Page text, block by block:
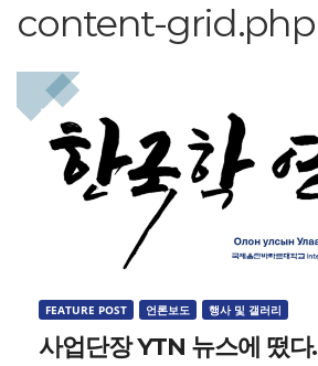
content-grid.php
FEATURE POST 언론보도 행사 및 갤러리
사업단장 YTN 뉴스에 떴다.